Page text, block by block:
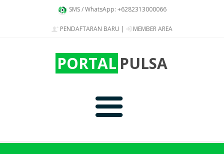
SMS / WhatsApp: +6282313000066
PENDAFTARAN BARU | MEMBER AREA
PORTAL PULSA